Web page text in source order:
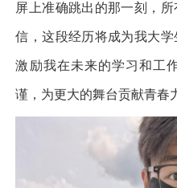
屏上准确跳出的那一刻，
信，这段经历将成为我大
激励我在未来的学习和工
谨，为更大的舞台贡献青春